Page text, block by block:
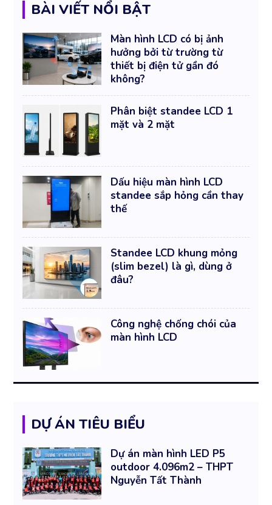
BÀI VIẾT NỔI BẬT
Màn hình LCD có bị ảnh
hưởng bởi từ trường từ
thiết bị điện tử gần đó
không?
Phân biệt standee LCD 1
mặt và 2 mặt
Dấu hiệu màn hình LCD
standee sắp hỏng cần thay
thế
Standee LCD khung mỏng
(slim bezel) là gì, dùng ở
đâu?
Công nghệ chống chói của
màn hình LCD
DỰ ÁN TIÊU BIỂU
Dự án màn hình LED P5
outdoor 4.096m2 – THPT
Nguyễn Tất Thành